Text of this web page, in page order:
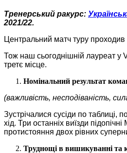
Тренерський ракурс:
2021/22.
Центральний матч туру
Тож наш сьогоднішній лауреат у
третє місце.
Номінальний результат
(важливість, несподіваність,
Зустрічалися сусіди по таблиці,
хід. Три останніх виїзди
протистояння двох рівних
Труднощі в вишикуванні та